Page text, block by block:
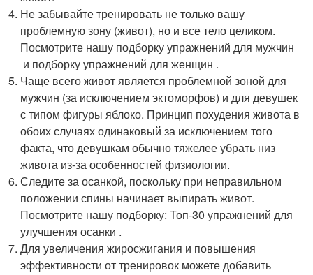
Не забывайте тренировать не только вашу
проблемную зону (живот), но и все тело целиком.
Посмотрите нашу подборку упражнений для мужчин
и подборку упражнений для женщин .
Чаще всего живот является проблемной зоной для
мужчин (за исключением эктоморфов) и для девушек
с типом фигуры яблоко. Принцип похудения живота в
обоих случаях одинаковый за исключением того
факта, что девушкам обычно тяжелее убрать низ
живота из-за особенностей физиологии.
Следите за осанкой, поскольку при неправильном
положении спины начинает выпирать живот.
Посмотрите нашу подборку: Топ-30 упражнений для
улучшения осанки .
Для увеличения жиросжигания и повышения
эффективности от тренировок можете добавить